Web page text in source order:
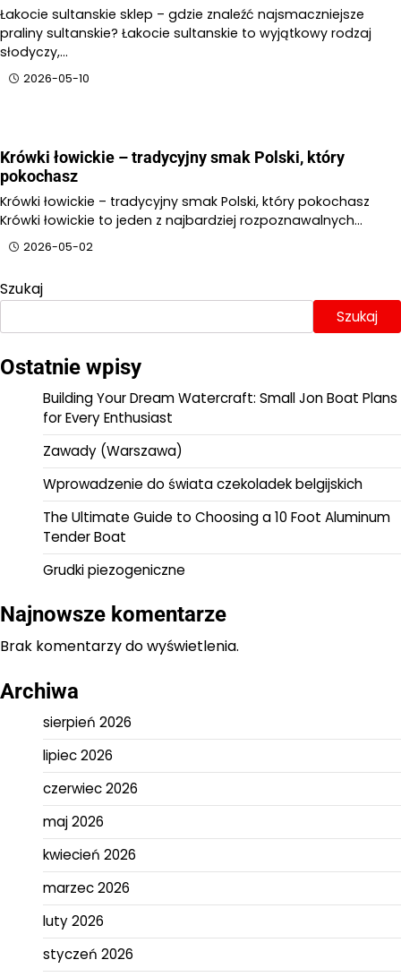
Łakocie sultanskie sklep – gdzie znaleźć najsmaczniejsze
praliny sultanskie? Łakocie sultanskie to wyjątkowy rodzaj
słodyczy,…
2026-05-10
Krówki łowickie – tradycyjny smak Polski, który
pokochasz
Krówki łowickie – tradycyjny smak Polski, który pokochasz
Krówki łowickie to jeden z najbardziej rozpoznawalnych…
2026-05-02
Szukaj
Szukaj
Ostatnie wpisy
Building Your Dream Watercraft: Small Jon Boat Plans
for Every Enthusiast
Zawady (Warszawa)
Wprowadzenie do świata czekoladek belgijskich
The Ultimate Guide to Choosing a 10 Foot Aluminum
Tender Boat
Grudki piezogeniczne
Najnowsze komentarze
Brak komentarzy do wyświetlenia.
Archiwa
sierpień 2026
lipiec 2026
czerwiec 2026
maj 2026
kwiecień 2026
marzec 2026
luty 2026
styczeń 2026